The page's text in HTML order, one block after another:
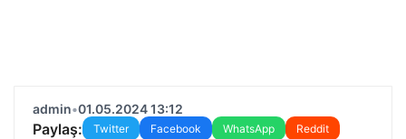
admin•01.05.2024 13:12
Paylaş: Twitter Facebook WhatsApp
Reddit